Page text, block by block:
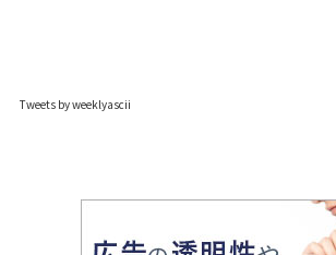
Tweets by weeklyascii